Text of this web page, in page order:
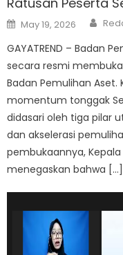
Posted
on
May 19, 2026
GAYATREND – Badan
secara resmi membuka
Badan Pemulihan Aset.
momentum tonggak
didasari oleh tiga pilar
dan akselerasi
pembukaannya, Kepala
menegaskan bahwa […]